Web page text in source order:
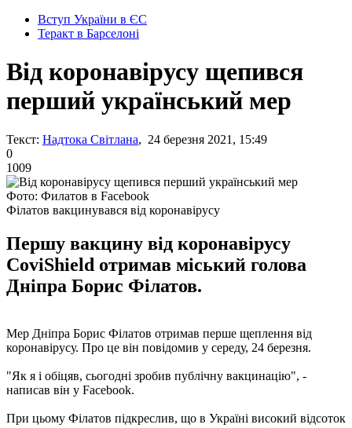
Вступ України в ЄС
Теракт в Барселоні
Від коронавірусу щепився
перший український мер
Текст: Надтока Світлана, 24 березня 2021, 15:49
0
1009
Фото: Филатов в Facebook
Філатов вакцинувався від коронавірусу
Першу вакцину від коронавірусу
CoviShield отримав міський голова
Дніпра Борис Філатов.
Мер Дніпра Борис Філатов отримав перше щеплення від
коронавірусу. Про це він повідомив у середу, 24 березня.
"Як я і обіцяв, сьогодні зробив публічну вакцинацію", -
написав він у Facebook.
При цьому Філатов підкреслив, що в Україні високий відсоток